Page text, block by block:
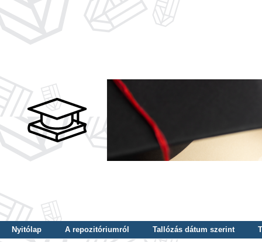
Nyitólap A repozitóriumról Tallózás dátum szerint